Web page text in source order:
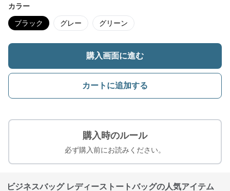
カラー
ブラック グレー グリーン
購入画面に進む
カートに追加する
購入時のルール
必ず購入前にお読みください。
ビジネスバッグ レディーストートバッグの人気アイテム